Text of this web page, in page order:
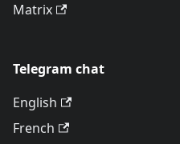
Matrix
Telegram chat
English
French